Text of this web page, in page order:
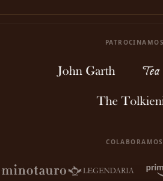
PATROCINAMOS
COLABORAMOS